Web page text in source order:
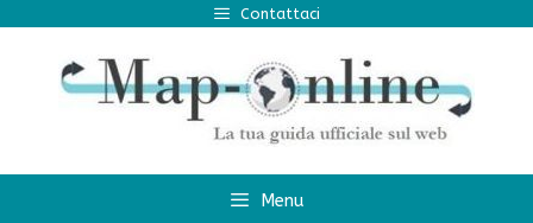
contenuto
Contattaci
Menu